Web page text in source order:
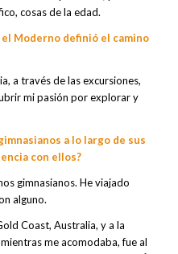
cosas de la edad.
el Moderno definió el camino
a través de las excursiones,
mi pasión por explorar y
a lo largo de sus
con ellos?
gimnasianos. He viajado
alguno.
Coast, Australia, y a la
me acomodaba, fue al